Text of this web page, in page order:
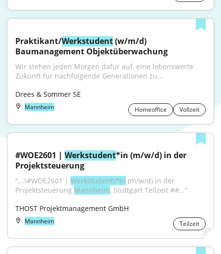
Praktikant/Werkstudent (w/m/d)
Baumanagement Objektüberwachung
Wir stehen jeden Morgen dafür auf, eine lebenswerte
Zukunft für nachfolgende Generationen zu...
Drees & Sommer SE
Mannheim Homeoffice Vollzeit
#WOE2601 | Werkstudent*in (m/w/d) in der
Projektsteuerung
"...\#WOE2601 | Werkstudent\*in (m/w/d) in der
Projektsteuerung Mannheim, Stuttgart Teilzeit ##..."
THOST Projektmanagement GmbH
Mannheim Teilzeit